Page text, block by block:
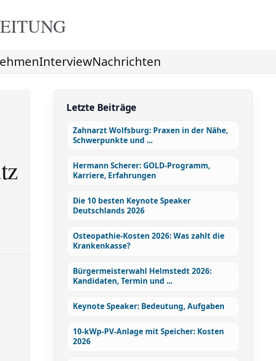
InterviewNachrichten
Letzte Beiträge
Zahnarzt Wolfsburg: Praxen in der Nähe,
Schwerpunkte und ...
Hermann Scherer: GOLD-Programm,
Karriere, Erfahrungen
Die 10 besten Keynote Speaker
Deutschlands 2026
Osteopathie-Kosten 2026: Was zahlt die
Krankenkasse?
Bürgermeisterwahl Helmstedt 2026:
Kandidaten, Termin und ...
Keynote Speaker: Bedeutung, Aufgaben
10-kWp-PV-Anlage mit Speicher: Kosten
2026